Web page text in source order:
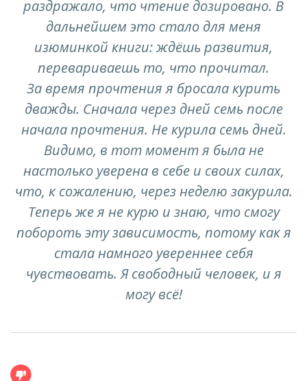
раздражало, что чтение дозировано. В
дальнейшем это стало для меня
изюминкой книги: ждёшь развития,
перевариваешь то, что прочитал.
За время прочтения я бросала курить
дважды. Сначала через дней семь после
начала прочтения. Не курила семь дней.
Видимо, в тот момент я была не
настолько уверена в себе и своих силах,
что, к сожалению, через неделю закурила.
Теперь же я не курю и знаю, что смогу
побороть эту зависимость, потому как я
стала намного увереннее себя
чувствовать. Я свободный человек, и я
могу всё!